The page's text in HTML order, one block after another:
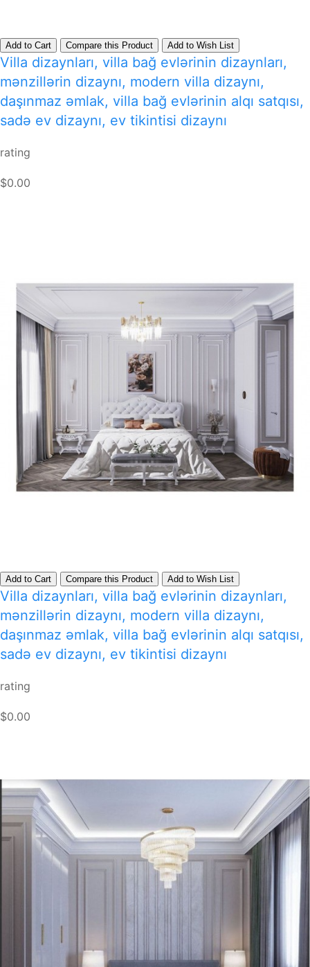
Add to Cart Compare this Product Add to Wish List
Villa dizaynları, villa bağ evlərinin dizaynları,
mənzillərin dizaynı, modern villa dizaynı,
daşınmaz əmlak, villa bağ evlərinin alqı satqısı,
sadə ev dizaynı, ev tikintisi dizaynı
rating
$0.00
Add to Cart Compare this Product Add to Wish List
Villa dizaynları, villa bağ evlərinin dizaynları,
mənzillərin dizaynı, modern villa dizaynı,
daşınmaz əmlak, villa bağ evlərinin alqı satqısı,
sadə ev dizaynı, ev tikintisi dizaynı
rating
$0.00